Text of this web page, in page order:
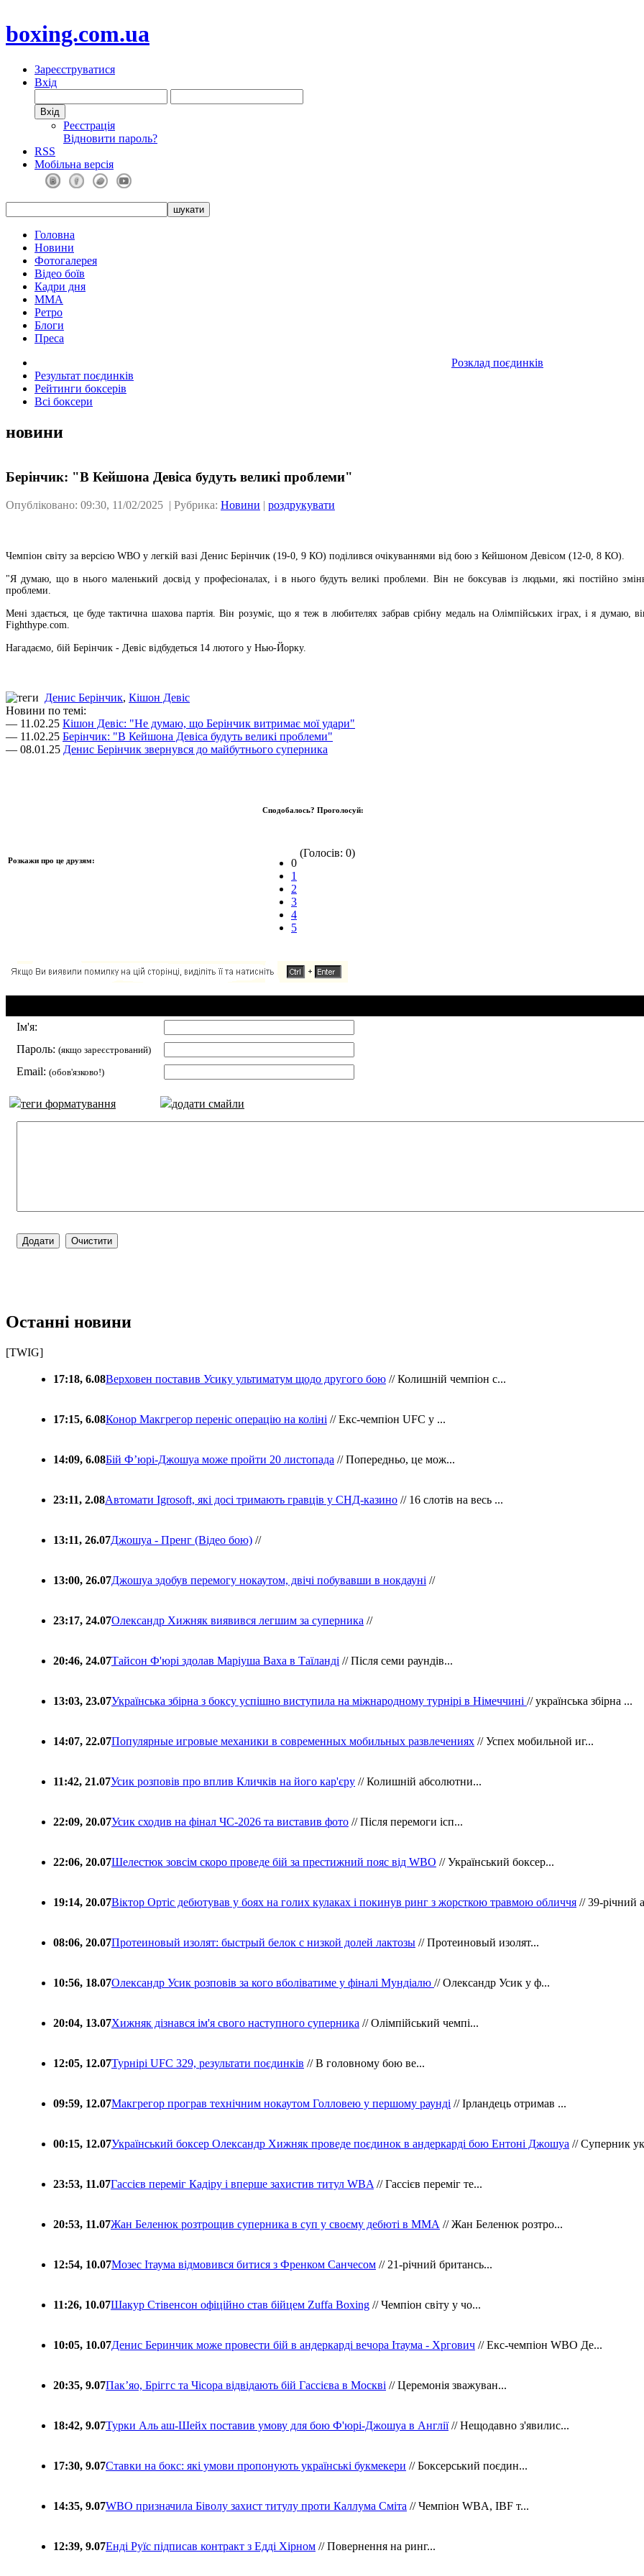
boxing.com.ua
Зареєструватися
Вхід
Реєстрація
Відновити пароль?
RSS
Мобільна версія
Головна
Новини
Фотогалерея
Відео боїв
Кадри дня
ММА
Ретро
Блоги
Преса
Розклад поєдинків
Результат поєдинків
Рейтинги боксерів
Всі боксери
новини
Берінчик: "В Кейшона Девіса будуть великі проблеми"
Опубліковано: 09:30, 11/02/2025 | Рубрика: Новини | роздрукувати
Чемпіон світу за версією WBO у легкій вазі Денис Берінчик (19-0, 9 КО) поділився очікуваннями від бою з Кейшоном Девісом (12-0, 8 КО).
"Я думаю, що в нього маленький досвід у професіоналах, і в нього будуть великі проблеми. Він не боксував із людьми, які постійно
проблеми.
Мені здається, це буде тактична шахова партія. Він розуміє, що я теж в любителях забрав срібну медаль на Олімпійських іграх, і я думаю,
Fighthype.com.
Нагадаємо, бій Берінчик - Девіс відбудеться 14 лютого у Нью-Йорку.
Денис Берінчик, Кішон Девіс
Новини по темі:
— 11.02.25 Кішон Девіс: "Не думаю, що Берінчик витримає мої удари"
— 11.02.25 Берінчик: "В Кейшона Девіса будуть великі проблеми"
— 08.01.25 Денис Берінчик звернувся до майбутнього суперника
Розкажи про це друзям:
Сподобалось? Проголосуй:
0
1
2
3
4
5
(Голосів: 0)
Ім'я:
Пароль: (якщо зареєстрований)
Email: (обов'язково!)
теги форматування додати смайли
Останні новини
[TWIG]
17:18, 6.08Верховен поставив Усику ультиматум щодо другого бою // Колишній чемпіон с...
17:15, 6.08Конор Макгрегор переніс операцію на коліні // Екс-чемпіон UFC у ...
14:09, 6.08Бій Ф’юрі-Джошуа може пройти 20 листопада // Попередньо, це мож...
23:11, 2.08Автомати Igrosoft, які досі тримають гравців у СНД-казино // 16 слотів на весь ...
13:11, 26.07Джошуа - Пренг (Відео бою) //
13:00, 26.07Джошуа здобув перемогу нокаутом, двічі побувавши в нокдауні //
23:17, 24.07Олександр Хижняк виявився легшим за суперника //
20:46, 24.07Тайсон Ф'юрі здолав Маріуша Ваха в Таїланді // Після семи раундів...
13:03, 23.07Українська збірна з боксу успішно виступила на міжнародному турнірі в Німеччині // українська збірна ...
14:07, 22.07Популярные игровые механики в современных мобильных развлечениях // Успех мобильной иг...
11:42, 21.07Усик розповів про вплив Кличків на його кар'єру // Колишній абсолютни...
22:09, 20.07Усик сходив на фінал ЧС-2026 та виставив фото // Після перемоги ісп...
22:06, 20.07Шелестюк зовсім скоро проведе бій за престижний пояс від WBO // Український боксер...
19:14, 20.07Віктор Ортіс дебютував у боях на голих кулаках і покинув ринг з жорсткою травмою обличчя // 39-річний
08:06, 20.07Протеиновый изолят: быстрый белок с низкой долей лактозы // Протеиновый изолят...
10:56, 18.07Олександр Усик розповів за кого вболіватиме у фіналі Мундіалю // Олександр Усик у ф...
20:04, 13.07Хижняк дізнався ім'я свого наступного суперника // Олімпійський чемпі...
12:05, 12.07Турнірі UFC 329, результати поєдинків // В головному бою ве...
09:59, 12.07Макгрегор програв технічним нокаутом Голловею у першому раунді // Ірландець отримав ...
00:15, 12.07Український боксер Олександр Хижняк проведе поєдинок в андеркарді бою Ентоні Джошуа // Суперник
23:53, 11.07Гассієв переміг Кадіру і вперше захистив титул WBA // Гассієв переміг те...
20:53, 11.07Жан Беленюк розтрощив суперника в суп у своєму дебюті в ММА // Жан Беленюк розтро...
12:54, 10.07Мозес Ітаума відмовився битися з Френком Санчесом // 21-річний британсь...
11:26, 10.07Шакур Стівенсон офіційно став бійцем Zuffa Boxing // Чемпіон світу у чо...
10:05, 10.07Денис Беринчик може провести бій в андеркарді вечора Ітаума - Хргович // Екс-чемпіон WBO Де...
20:35, 9.07Пакʼяо, Бріггс та Чісора відвідають бій Гассієва в Москві // Церемонія зважуван...
18:42, 9.07Турки Аль аш-Шейх поставив умову для бою Ф'юрі-Джошуа в Англії// Нещодавно з'явилис...
17:30, 9.07Ставки на бокс: які умови пропонують українські букмекери // Боксерський поєдин...
14:35, 9.07WBO призначила Біволу захист титулу проти Каллума Сміта // Чемпіон WBA, IBF т...
12:39, 9.07Енді Руїс підписав контракт з Едді Хірном // Повернення на ринг...